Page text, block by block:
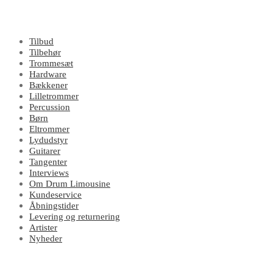
Tilbud
Tilbehør
Trommesæt
Hardware
Bækkener
Lilletrommer
Percussion
Børn
Eltrommer
Lydudstyr
Guitarer
Tangenter
Interviews
Om Drum Limousine
Kundeservice
Åbningstider
Levering og returnering
Artister
Nyheder